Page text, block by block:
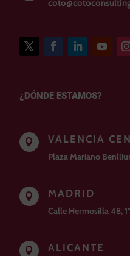
¿DÓNDE ESTAMOS?
 VALENCIA
Plaza Mariano
 MADRID
Calle Hermosilla 48,
 ALICANTE